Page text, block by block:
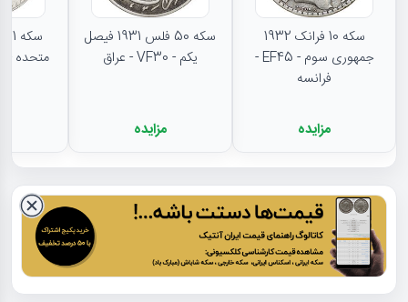
سکه 10 فرانک 1932
جمهوری سوم - EF45 -
فرانسه
مزایده
سکه 50 فلس 1931 فیصل
یکم - VF30 - عراق
مزایده
متحده - MS62 - مکزیک